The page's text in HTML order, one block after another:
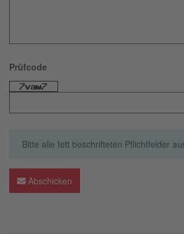
Prüfcode
Bitte alle fett beschrifteten Pflichtfelder
Abschicken